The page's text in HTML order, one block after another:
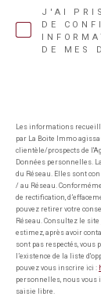
J'AI
DE
DE MES
Les informations
par La Boite Immo
clientèle/prospects de
Données personnelles.
du Réseau. Elles sont
/ au Réseau.
de rectification,
pouvez retirer votre
Réseau. Consultez le site
estimez, après avoir
sont pas respectés, vous
l’existence de la liste
pouvez vous inscrire ici :
personnelles, nous vous
saisie libre.